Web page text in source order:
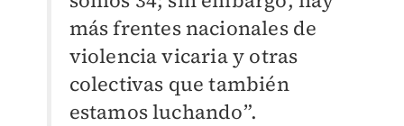
más frentes nacionales de
violencia vicaria y otras
colectivas que también
estamos luchando”.